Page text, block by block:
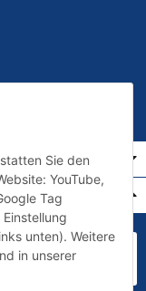
Sie den
YouTube,
Tag
unten). Weitere
in unserer